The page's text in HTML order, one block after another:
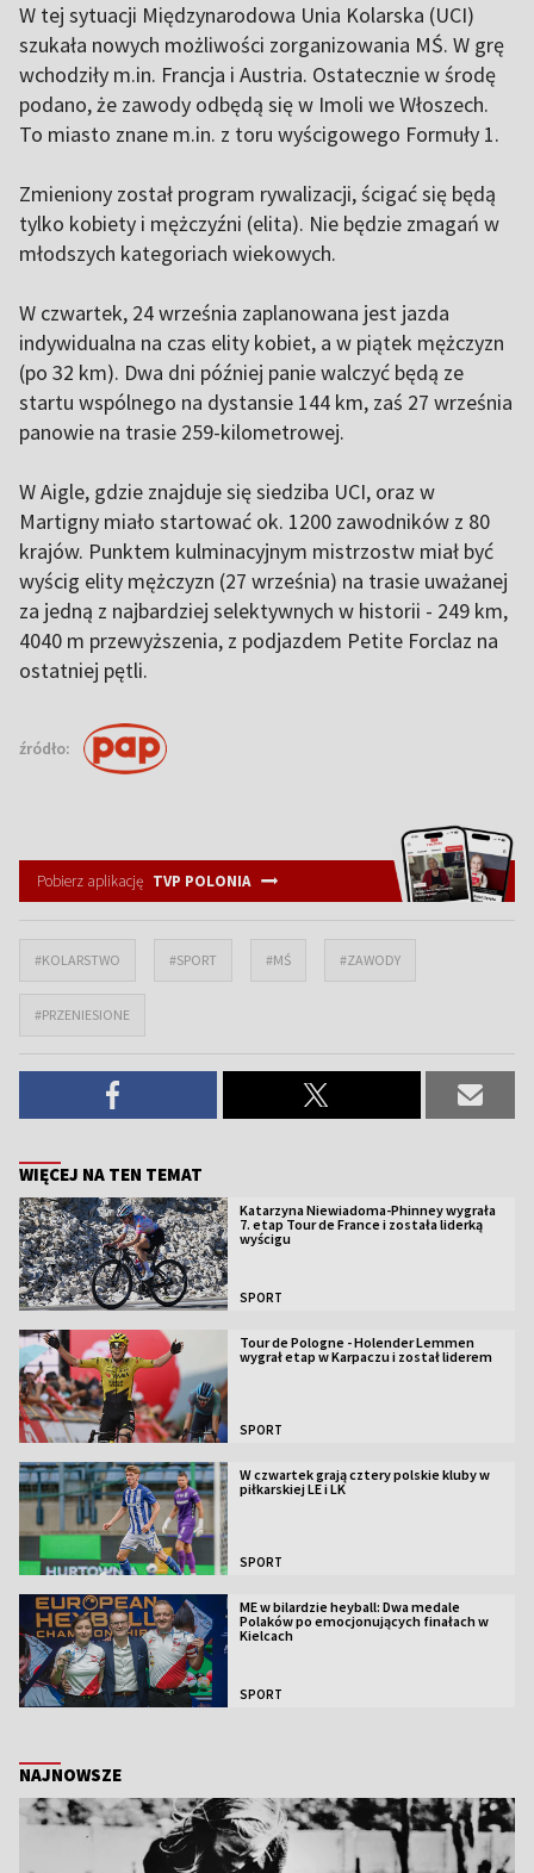
W tej sytuacji Międzynarodowa Unia Kolarska (UCI)
szukała nowych możliwości zorganizowania MŚ. W grę
wchodziły m.in. Francja i Austria. Ostatecznie w środę
podano, że zawody odbędą się w Imoli we Włoszech.
To miasto znane m.in. z toru wyścigowego Formuły 1.
Zmieniony został program rywalizacji, ścigać się będą
tylko kobiety i mężczyźni (elita). Nie będzie zmagań w
młodszych kategoriach wiekowych.
W czwartek, 24 września zaplanowana jest jazda
indywidualna na czas elity kobiet, a w piątek mężczyzn
(po 32 km). Dwa dni później panie walczyć będą ze
startu wspólnego na dystansie 144 km, zaś 27 września
panowie na trasie 259-kilometrowej.
W Aigle, gdzie znajduje się siedziba UCI, oraz w
Martigny miało startować ok. 1200 zawodników z 80
krajów. Punktem kulminacyjnym mistrzostw miał być
wyścig elity mężczyzn (27 września) na trasie uważanej
za jedną z najbardziej selektywnych w historii - 249 km,
4040 m przewyższenia, z podjazdem Petite Forclaz na
ostatniej pętli.
źródło:
Pobierz aplikację TVP POLONIA
#KOLARSTWO #SPORT #MŚ #ZAWODY
#PRZENIESIONE
WIĘCEJ NA TEN TEMAT
Katarzyna Niewiadoma-Phinney wygrała
7. etap Tour de France i została liderką
wyścigu
SPORT
Tour de Pologne - Holender Lemmen
wygrał etap w Karpaczu i został liderem
SPORT
W czwartek grają cztery polskie kluby w
piłkarskiej LE i LK
SPORT
ME w bilardzie heyball: Dwa medale
Polaków po emocjonujących finałach w
Kielcach
SPORT
NAJNOWSZE